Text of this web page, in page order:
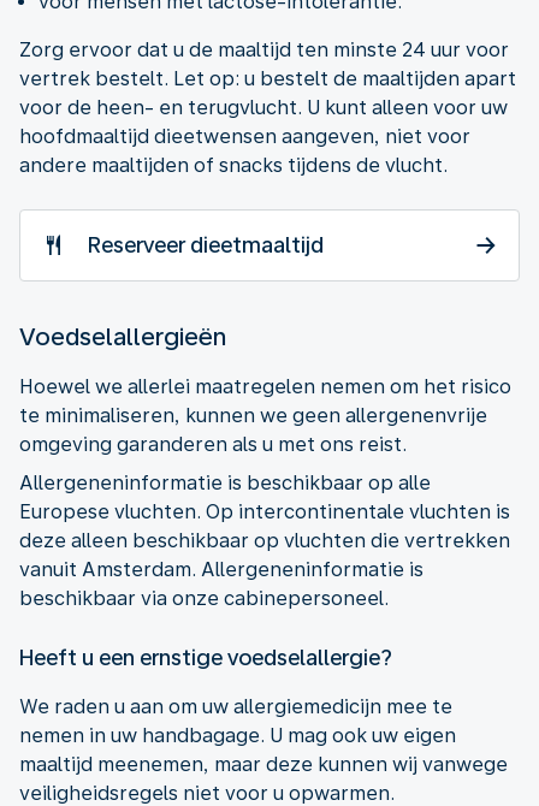
Zorg ervoor dat u de maaltijd ten minste 24 uur voor
vertrek bestelt. Let op: u bestelt de maaltijden apart
voor de heen- en terugvlucht. U kunt alleen voor uw
hoofdmaaltijd dieetwensen aangeven, niet voor
andere maaltijden of snacks tijdens de vlucht.
Reserveer dieetmaaltijd
Voedselallergieën
Hoewel we allerlei maatregelen nemen om het risico
te minimaliseren, kunnen we geen allergenenvrije
omgeving garanderen als u met ons reist.
Allergeneninformatie is beschikbaar op alle
Europese vluchten. Op intercontinentale vluchten is
deze alleen beschikbaar op vluchten die vertrekken
vanuit Amsterdam. Allergeneninformatie is
beschikbaar via onze cabinepersoneel.
Heeft u een ernstige voedselallergie?
We raden u aan om uw allergiemedicijn mee te
nemen in uw handbagage. U mag ook uw eigen
maaltijd meenemen, maar deze kunnen wij vanwege
veiligheidsregels niet voor u opwarmen.